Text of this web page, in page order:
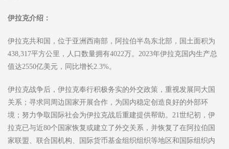
伊拉克介绍：
伊拉克共和国，位于亚洲西南部，阿拉伯半岛东北部，国土面积为
438,317平方公里，人口数量拥有4022万。2023年伊拉克国内生产总
值达2550亿美元，同比增长2.3%。
伊拉克战争后，伊拉克奉行积极务实的外交政策，重视发展同大国
关系；寻求同周边国家开展合作，为国内稳定创造良好的外部环
境；努力争取国际社会为伊拉克战后重建提供帮助。21世纪初，伊
拉克已与近80个国家恢复或建立了外交关系，并恢复了在阿拉伯国
家联盟、联合国机构、国际货币基金组织组织等地区和国际组织内